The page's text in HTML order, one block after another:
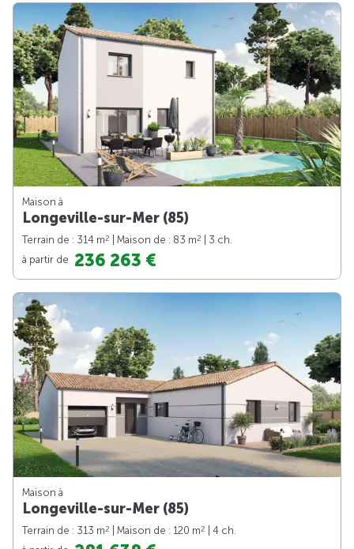
Maison à
Longeville-sur-Mer (85)
Terrain de : 314 m2 | Maison de : 83 m2
| 3 ch.
à partir de 236 263 €
Maison à
Longeville-sur-Mer (85)
Terrain de : 313 m2 | Maison de : 120 m2
| 4 ch.